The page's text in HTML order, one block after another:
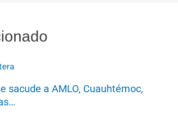
sacude a AMLO, Cuauhtémoc,